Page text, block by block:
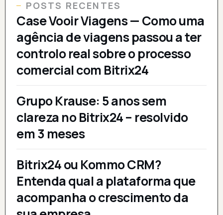
POSTS RECENTES
Case Vooir Viagens — Como uma
agência de viagens passou a ter
controlo real sobre o processo
comercial com Bitrix24
Grupo Krause: 5 anos sem
clareza no Bitrix24 – resolvido
em 3 meses
Bitrix24 ou Kommo CRM?
Entenda qual a plataforma que
acompanha o crescimento da